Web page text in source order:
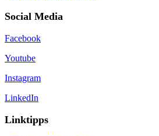
Social Media
Facebook
Youtube
Instagram
LinkedIn
Linktipps